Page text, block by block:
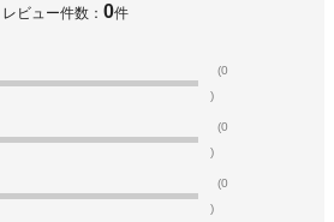
レビュー件数： 0件
(0
)
(0
)
(0
)